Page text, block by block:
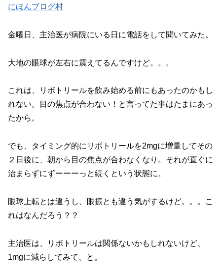
にほんブログ村
金曜日、主治医が病院にいる日に電話をして聞いてみた。
大地の眼球が左右に震えてるんですけど。。。
これは、リボトリールを飲み始める前にもあったのかもし
れない。目の焦点が合わない！と言ってた事はたまにあっ
たから。
でも、タイミング的にリボトリールを2mgに増量してその
２日後に、朝から目の焦点が合わなくなり。それが直ぐに
治まらずにずーーーっと続くという状態に。
眼球上転とは違うし、眼振とも違う気がするけど。。。こ
れはなんだろう？？
主治医は、リボトリールは関係ないかもしれないけど、
1mgに減らしてみて、と。